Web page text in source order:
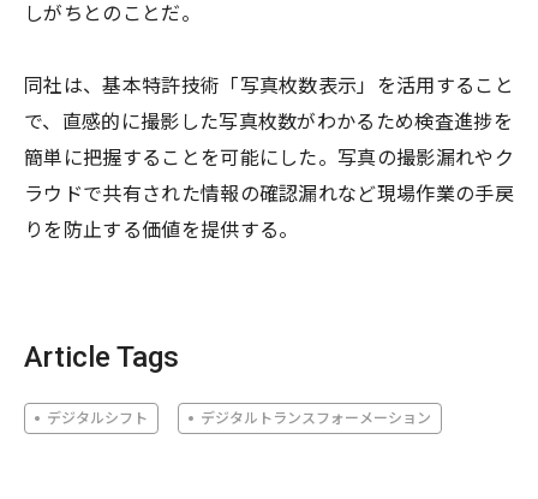
しがちとのことだ。
同社は、基本特許技術「写真枚数表示」を活用すること
で、直感的に撮影した写真枚数がわかるため検査進捗を
簡単に把握することを可能にした。写真の撮影漏れやク
ラウドで共有された情報の確認漏れなど現場作業の手戻
りを防止する価値を提供する。
Article Tags
デジタルシフト デジタルトランスフォーメーション